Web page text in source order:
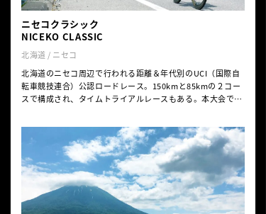
ニセコクラシック
NICEKO CLASSIC
北海道 / ニセコ
北海道のニセコ周辺で行われる距離＆年代別のUCI（国際自
転車競技連合）公認ロードレース。150kmと85kmの２コー
スで構成され、タイムトライアルレースもある。本大会で上
られる。北海道の大自然の中をハイスピードで駆け抜ける参
加者に、応援にも力が入る。